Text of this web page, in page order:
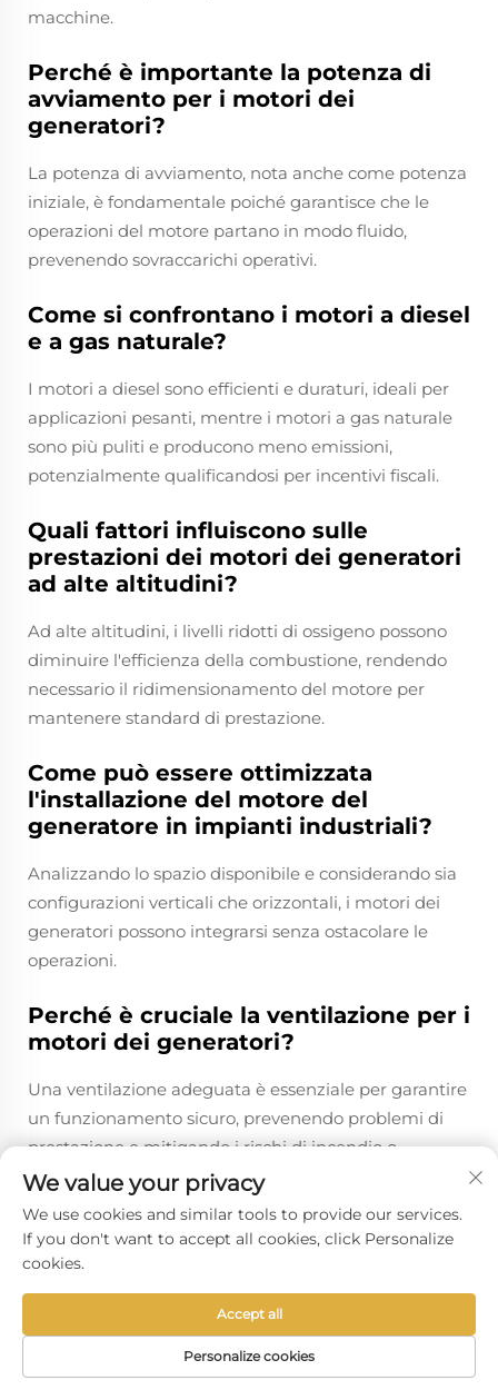
macchine.
Perché è importante la potenza di
avviamento per i motori dei
generatori?
La potenza di avviamento, nota anche come potenza
iniziale, è fondamentale poiché garantisce che le
operazioni del motore partano in modo fluido,
prevenendo sovraccarichi operativi.
Come si confrontano i motori a diesel
e a gas naturale?
I motori a diesel sono efficienti e duraturi, ideali per
applicazioni pesanti, mentre i motori a gas naturale
sono più puliti e producono meno emissioni,
potenzialmente qualificandosi per incentivi fiscali.
Quali fattori influiscono sulle
prestazioni dei motori dei generatori
ad alte altitudini?
Ad alte altitudini, i livelli ridotti di ossigeno possono
diminuire l'efficienza della combustione, rendendo
necessario il ridimensionamento del motore per
mantenere standard di prestazione.
Come può essere ottimizzata
l'installazione del motore del
generatore in impianti industriali?
Analizzando lo spazio disponibile e considerando sia
configurazioni verticali che orizzontali, i motori dei
generatori possono integrarsi senza ostacolare le
operazioni.
Perché è cruciale la ventilazione per i
motori dei generatori?
Una ventilazione adeguata è essenziale per garantire
un funzionamento sicuro, prevenendo problemi di
prestazione e mitigando i rischi di incendio o
esplosione.
Precedente:
Come Garantiscono i Motori Generatori un Flusso di Potenza Stabile in Condizioni Difficili?
We value your privacy
We use cookies and similar tools to provide our services.
If you don't want to accept all cookies, click Personalize
cookies.
Personalize cookies
Accept all